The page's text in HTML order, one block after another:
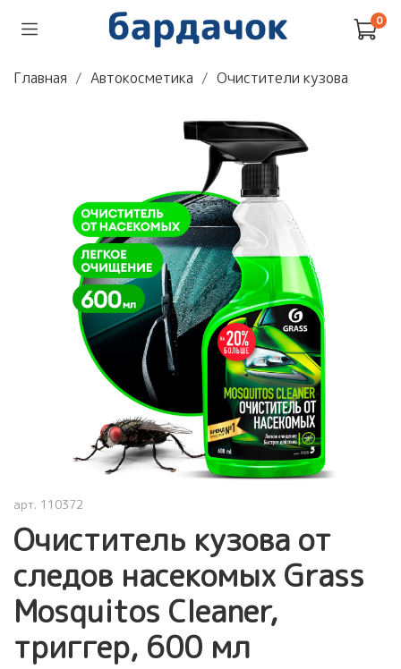
0
Главная Автокосметика Очистители кузова
арт. 110372
Очиститель кузова от
следов насекомых Grass
Mosquitos Cleaner,
триггер, 600 мл